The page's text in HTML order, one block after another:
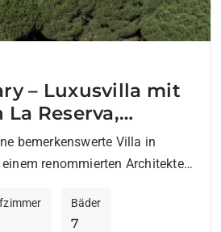
– Luxusvilla mit
Reserva,
bemerkenswerte Villa in
renommierten Architekten
einfügt....
7
Bäder